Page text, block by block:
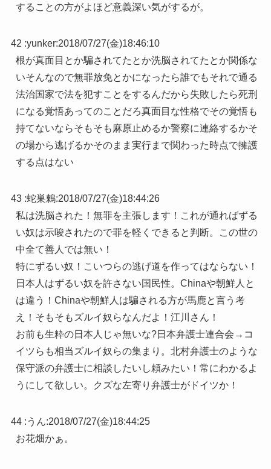
することの方がよほど意義深い気がするが。
42 :yunker:2018/07/27(金)18:46:10
根が真面目とか騙されてたとか洗脳されてたとか関係な
いそんなので無罪放免とかになったら誰でもそれで通る
法治国家で法を犯すことをするんだから失敗したら死刑
になる覚悟あってのことだろ真面目な性格でその覚悟も
持てないならそもそも麻原止めるか警察に連絡するかそ
の場から逃げるかそのまま実行まで関わった時点で擁護
する点はない
43 :蛇巣鶫:2018/07/27(金)18:44:26
私は洗脳された！無罪を主張します！これが通ればずる
い奴は示唆されたので罪を軽くできると判断。この世の
中全て善人では無い！
特にずるい奴！こいつらの逃げ道を作ってはならない！
日本人はずるい奴を許さない国民性。Chinaや朝鮮人と
は違う！Chinaや朝鮮人は騙される方が馬鹿と言う考
え！そもそもズルイ奴らなんだよ！江川さん！
お前も生粋の日本人じゃ無いな?日本弁護士連合会→コ
イツらも相当ズルイ奴らの集まり。北村弁護士のような
保守派の弁護士に相談したいし頼みたい！常にわかるよ
うにして欲しい。クズな左寄り弁護士がドイツか！
44 : うん:2018/07/27(金)18:44:25
お花畑かぁ。